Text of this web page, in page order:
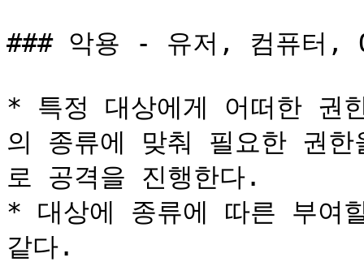
### 악용 - 유저, 컴퓨터,
* 특정 대상에게 어떠한 권
의 종류에 맞춰 필요한 권
로 공격을 진행한다.
* 대상에 종류에 따른 부여
같다.